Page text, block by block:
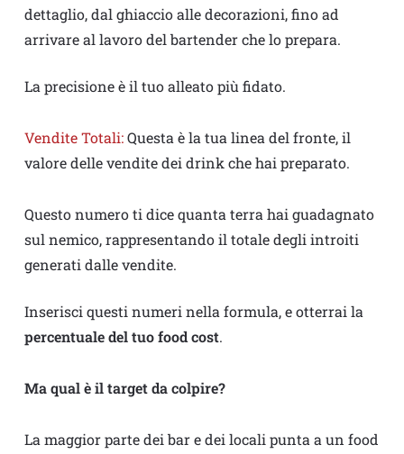
dettaglio, dal ghiaccio alle decorazioni, fino ad
arrivare al lavoro del bartender che lo prepara.
La precisione è il tuo alleato più fidato.
Vendite Totali:Questa è la tua linea del fronte, il
valore delle vendite dei drink che hai preparato.
Questo numero ti dice quanta terra hai guadagnato
sul nemico, rappresentando il totale degli introiti
generati dalle vendite.
Inserisci questi numeri nella formula, e otterrai la
percentuale del tuo food cost.
Ma qual è il target da colpire?
La maggior parte dei bar e dei locali punta a un food